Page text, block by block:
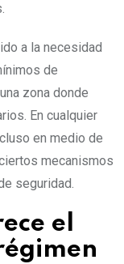
a la necesidad
de
zona donde
En cualquier
en medio de
mecanismos
seguridad.
el